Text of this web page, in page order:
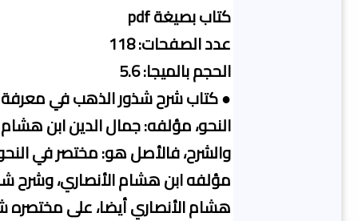
كتاب بصيغة pdf
عدد الصفحات: 118
الحجم بالميجا: 5.6
● كتاب شرح شذور الذهب في
النحو، مؤلفه: جمال الدين ابن
والشرح، فالأصل هو: مختصر في
مؤلفه ابن هشام الأنصاري، وشرح
هشام الأنصاري أيضا، على مختصره